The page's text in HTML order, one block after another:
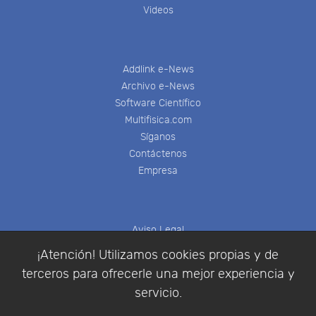
¡Atención! Utilizamos cookies propias y de
terceros para ofrecerle una mejor experiencia y
servicio.
Videos
Addlink e-News
Archivo e-News
Software Científico
Multifisica.com
Síganos
Contáctenos
Empresa
Aviso Legal
Condiciones de compra
Identificarse